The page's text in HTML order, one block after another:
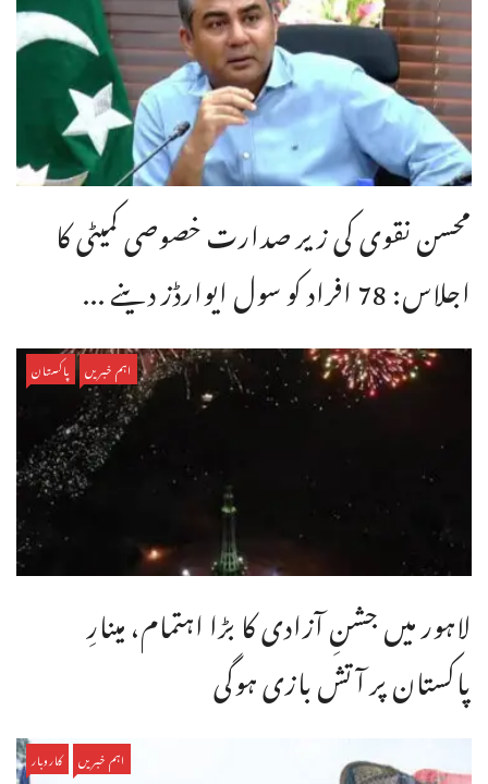
محسن نقوی کی زیر صدارت خصوصی کمیٹی کا
اجلاس: 78 افراد کو سول ایوارڈز دینے ...
اہم خبریں پاکستان
لاہور میں جشنِ آزادی کا بڑا اہتمام، مینارِ
پاکستان پر آتش بازی ہوگی
اہم خبریں کاروبار